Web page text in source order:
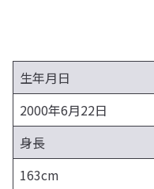
生年月日
2000年6月22日
身長
163cm